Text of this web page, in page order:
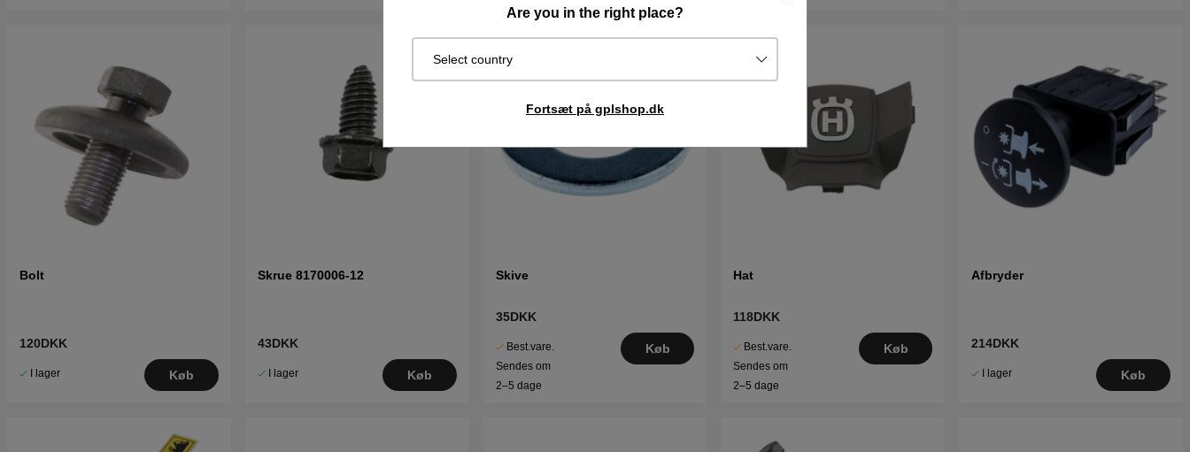
Are you in the right place?
Select country
Fortsæt på gplshop.dk
Bolt
120DKK
I lager Køb
Skrue 8170006-12
43DKK
I lager Køb
Skive
35DKK
Best.vare.
Sendes om
2–5 dage
Køb
Hat
118DKK
Best.vare.
Sendes om
2–5 dage
Køb
Afbryder
214DKK
I lager Køb